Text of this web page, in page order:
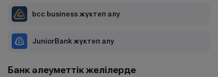
Банк әлеуметтік желілерде
bcc business жүктеп алу
JuniorBank жүктеп алу